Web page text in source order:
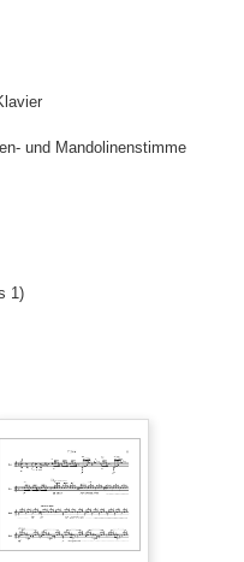
und Mandolinenstimme
1)